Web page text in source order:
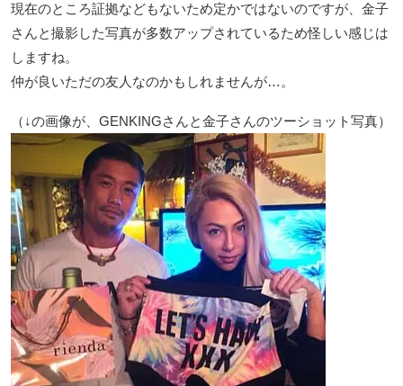
現在のところ証拠などもないため定かではないのですが、金子
さんと撮影した写真が多数アップされているため怪しい感じは
しますね。
仲が良いただの友人なのかもしれませんが…。
（↓の画像が、GENKINGさんと金子さんのツーショット写真）